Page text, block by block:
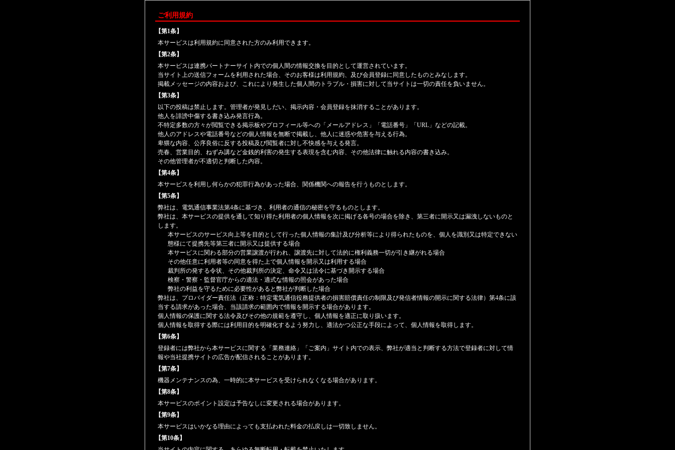
ご利用規約
【第1条】
本サービスは利用規約に同意された方のみ利用できます。
【第2条】
本サービスは連携パートナーサイト内での個人間の情報交換を目的として運営されています。
当サイト上の送信フォームを利用された場合、そのお客様は利用規約、及び会員登録に同意したものとみなします。
掲載メッセージの内容および、これにより発生した個人間のトラブル・損害に対して当サイトは一切の責任を負いません。
【第3条】
以下の投稿は禁止します。管理者が発見しだい、掲示内容・会員登録を抹消することがあります。
他人を誹謗中傷する書き込み発言行為。
不特定多数の方々が閲覧できる掲示板やプロフィール等への「メールアドレス」「電話番号」「URL」などの記載。
他人のアドレスや電話番号などの個人情報を無断で掲載し、他人に迷惑や危害を与える行為。
卑猥な内容、公序良俗に反する投稿及び閲覧者に対し不快感を与える発言。
売春、営業目的、ねずみ講など金銭的利害の発生する表現を含む内容、その他法律に触れる内容の書き込み。
その他管理者が不適切と判断した内容。
【第4条】
本サービスを利用し何らかの犯罪行為があった場合、関係機関への報告を行うものとします。
【第5条】
弊社は、電気通信事業法第4条に基づき、利用者の通信の秘密を守るものとします。
弊社は、本サービスの提供を通して知り得た利用者の個人情報を次に掲げる各号の場合を除き、第三者に開示又は漏洩しないものと
します。
本サービスのサービス向上等を目的として行った個人情報の集計及び分析等により得られたものを、個人を識別又は特定できない
態様にて提携先等第三者に開示又は提供する場合
本サービスに関わる部分の営業譲渡が行われ、譲渡先に対して法的に権利義務一切が引き継がれる場合
その他任意に利用者等の同意を得た上で個人情報を開示又は利用する場合
裁判所の発する令状、その他裁判所の決定、命令又は法令に基づき開示する場合
検察・警察・監督官庁からの適法・適式な情報の照会があった場合
弊社の利益を守るために必要性があると弊社が判断した場合
弊社は、プロバイダー責任法（正称：特定電気通信役務提供者の損害賠償責任の制限及び発信者情報の開示に関する法律）第4条に該
当する請求があった場合、当該請求の範囲内で情報を開示する場合があります。
個人情報の保護に関する法令及びその他の規範を遵守し、個人情報を適正に取り扱います。
個人情報を取得する際には利用目的を明確化するよう努力し、適法かつ公正な手段によって、個人情報を取得します。
【第6条】
登録者には弊社から本サービスに関する「業務連絡」「ご案内」サイト内での表示、弊社が適当と判断する方法で登録者に対して情
報や当社提携サイトの広告が配信されることがあります。
【第7条】
機器メンテナンスの為、一時的に本サービスを受けられなくなる場合があります。
【第8条】
本サービスのポイント設定は予告なしに変更される場合があります。
【第9条】
本サービスはいかなる理由によっても支払われた料金の払戻しは一切致しません。
【第10条】